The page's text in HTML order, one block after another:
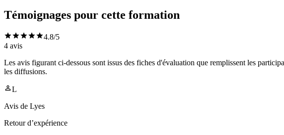
Témoignages pour cette formation
4.8/5
4 avis
Les avis figurant ci-dessous sont issus des fiches d'évaluation que remplissent les
les diffusions.
L
Avis de Lyes
Retour d’expérience